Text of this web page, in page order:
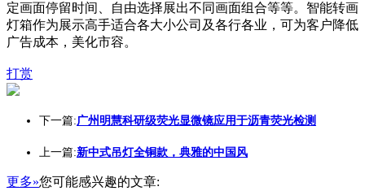
定画面停留时间、自由选择展出不同画面组合等等。智能转画
灯箱作为展示高手适合各大小公司及各行各业，可为客户降低
广告成本，美化市容。
打赏
下一篇:广州明慧科研级荧光显微镜应用于沥青荧光检测
上一篇:新中式吊灯全铜款，典雅的中国风
更多»您可能感兴趣的文章: